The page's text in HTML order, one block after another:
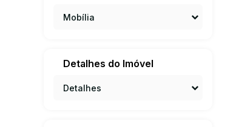
Mobília
Detalhes do Imóvel
Detalhes